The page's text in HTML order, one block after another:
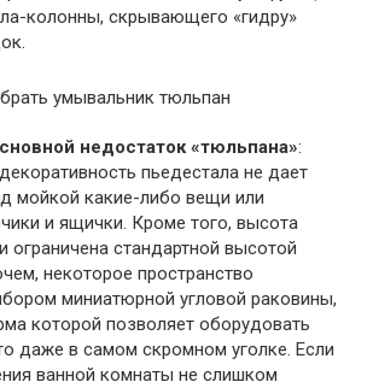
колонны, скрывающего «гидру»
недостаток «тюльпана»:
пьедестала не дает
мойкой какие-либо вещи или
и ящички. Кроме того, высота
стандартной высотой
некоторое пространство
миниатюрной угловой раковины,
которой позволяет оборудовать
даже в самом скромном уголке. Если
ванной комнаты не слишком